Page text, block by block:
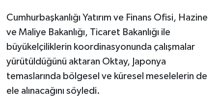
Cumhurbaşkanlığı Yatırım ve Finans Ofisi, Hazine
ve Maliye Bakanlığı, Ticaret Bakanlığı ile
büyükelçiliklerin koordinasyonunda çalışmalar
yürütüldüğünü aktaran Oktay, Japonya
temaslarında bölgesel ve küresel meselelerin de
ele alınacağını söyledi.